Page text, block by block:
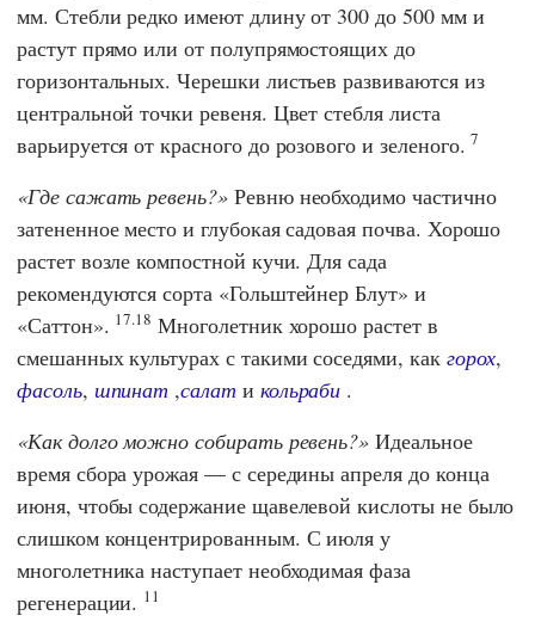
мм. Стебли редко имеют длину от 300 до 500 мм и
растут прямо или от полупрямостоящих до
горизонтальных. Черешки листьев развиваются из
центральной точки ревеня. Цвет стебля листа
варьируется от красного до розового и зеленого.7
Где сажать ревень? Ревню необходимо частично
затененное место и глубокая садовая почва. Хорошо
растет возле компостной кучи. Для сада
рекомендуются сорта «Гольштейнер Блут» и
«Саттон». 17.18 Многолетник хорошо растет в
смешанных культурах с такими соседями, как горох,
фасоль, шпинат ,салат и кольраби .
Как долго можно собирать ревень? Идеальное
время сбора урожая — с середины апреля до конца
июня, чтобы содержание щавелевой кислоты не было
слишком концентрированным. С июля у
многолетника наступает необходимая фаза
регенерации. 11